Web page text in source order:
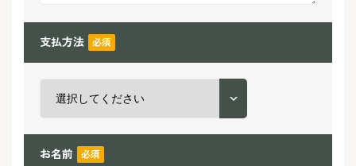
支払方法 必須
お名前 必須